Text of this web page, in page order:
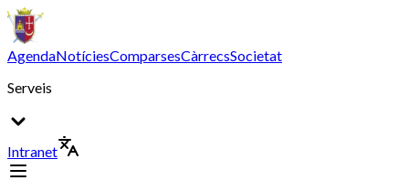
AgendaNotíciesComparsesCàrrecsSocietat
Serveis
Intranet